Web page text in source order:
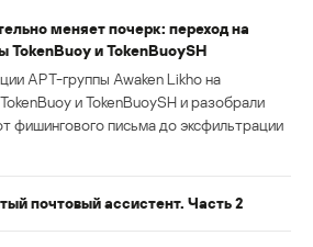
меняет почерк: переход на
TokenBuoy и TokenBuoySH
APT-группы Awaken Likho на
и TokenBuoySH и разобрали
фишингового письма до эксфильтрации
почтовый ассистент. Часть 2